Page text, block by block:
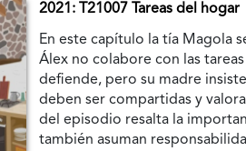
2021: T21007 Tareas del hogar
En este capítulo la tía Magola
Álex no colabore con las
defiende, pero su madre
deben ser compartidas y
del episodio resalta la
también asuman